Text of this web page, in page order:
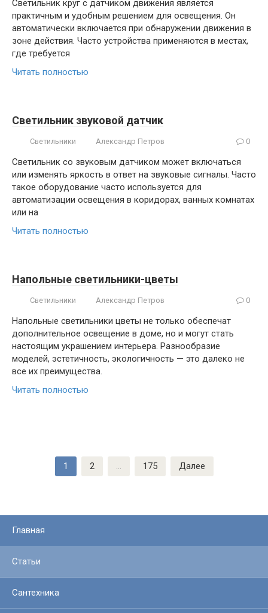
Светильник круг с датчиком движения является
практичным и удобным решением для освещения. Он
автоматически включается при обнаружении движения в
зоне действия. Часто устройства применяются в местах,
где требуется
Читать полностью
Светильник звуковой датчик
Светильники Александр Петров 0
Светильник со звуковым датчиком может включаться
или изменять яркость в ответ на звуковые сигналы. Часто
такое оборудование часто используется для
автоматизации освещения в коридорах, ванных комнатах
или на
Читать полностью
Напольные светильники-цветы
Светильники Александр Петров 0
Напольные светильники цветы не только обеспечат
дополнительное освещение в доме, но и могут стать
настоящим украшением интерьера. Разнообразие
моделей, эстетичность, экологичность — это далеко не
все их преимущества.
Читать полностью
1 2 … 175 Далее
Главная
Статьи
Сантехника